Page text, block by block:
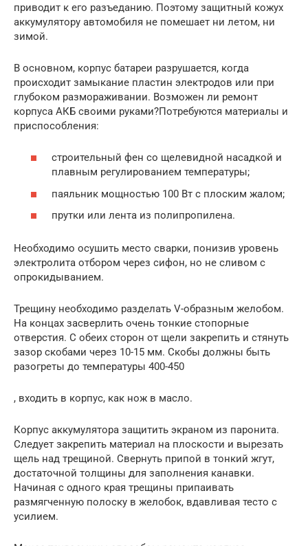
приводит к его разъеданию. Поэтому защитный кожух
аккумулятору автомобиля не помешает ни летом, ни
зимой.
В основном, корпус батареи разрушается, когда
происходит замыкание пластин электродов или при
глубоком размораживании. Возможен ли ремонт
корпуса АКБ своими руками?Потребуются материалы и
приспособления:
строительный фен со щелевидной насадкой и
плавным регулированием температуры;
паяльник мощностью 100 Вт с плоским жалом;
прутки или лента из полипропилена.
Необходимо осушить место сварки, понизив уровень
электролита отбором через сифон, но не сливом с
опрокидыванием.
Трещину необходимо разделать V-образным желобом.
На концах засверлить очень тонкие стопорные
отверстия. С обеих сторон от щели закрепить и стянуть
зазор скобами через 10-15 мм. Скобы должны быть
разогреты до температуры 400-450
, входить в корпус, как нож в масло.
Корпус аккумулятора защитить экраном из паронита.
Следует закрепить материал на плоскости и вырезать
щель над трещиной. Свернуть припой в тонкий жгут,
достаточной толщины для заполнения канавки.
Начиная с одного края трещины припаивать
размягченную полоску в желобок, вдавливая тесто с
усилием.